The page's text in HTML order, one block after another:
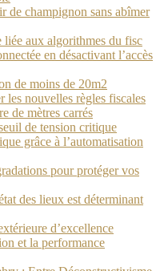
de champignon sans abîmer
liée aux algorithmes du fisc
en désactivant l’accès
de moins de 20m2
les nouvelles règles fiscales
de mètres carrés
de tension critique
grâce à l’automatisation
pour protéger vos
des lieux est déterminant
d’excellence
et la performance